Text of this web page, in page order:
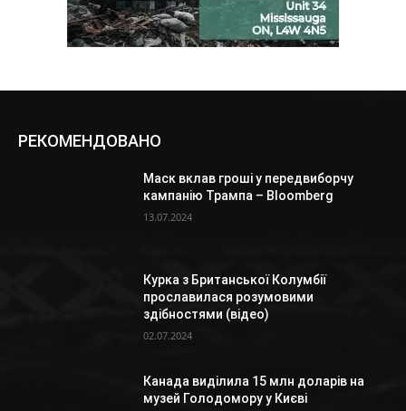
РЕКОМЕНДОВАНО
Маск вклав гроші у передвиборчу
кампанію Трампа – Bloomberg
13.07.2024
Курка з Британської Колумбії
прославилася розумовими
здібностями (відео)
02.07.2024
Канада виділила 15 млн доларів на
музей Голодомору у Києві